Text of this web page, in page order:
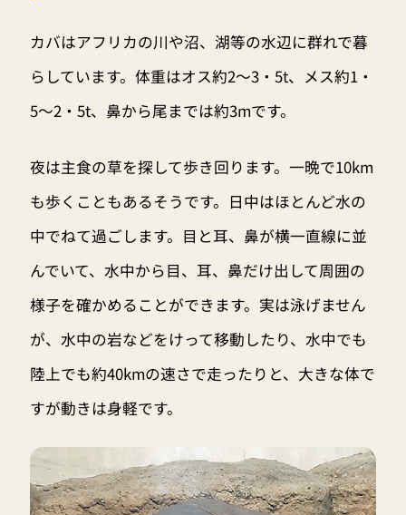
カバはアフリカの川や沼、湖等の水辺に群れで暮
らしています。体重はオス約2～3・5t、メス約1・
5～2・5t、鼻から尾までは約3mです。
夜は主食の草を探して歩き回ります。一晩で10km
も歩くこともあるそうです。日中はほとんど水の
中でねて過ごします。目と耳、鼻が横一直線に並
んでいて、水中から目、耳、鼻だけ出して周囲の
様子を確かめることができます。実は泳げません
が、水中の岩などをけって移動したり、水中でも
陸上でも約40kmの速さで走ったりと、大きな体で
すが動きは身軽です。